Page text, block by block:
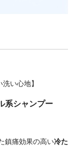
い心地】
系シャンプー
鎮痛効果の高い冷た